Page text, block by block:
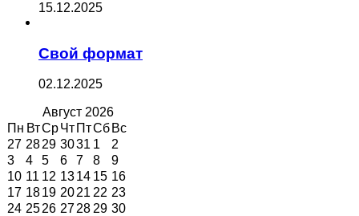
15.12.2025
Свой формат
02.12.2025
Август 2026
Пн ВтСрЧт ПтСб Вс
27 2829 3031 1
2
3
4 5 6 7 8
9
10 11 12 1314 15 16
17 1819 202122 23
24 2526 272829 30